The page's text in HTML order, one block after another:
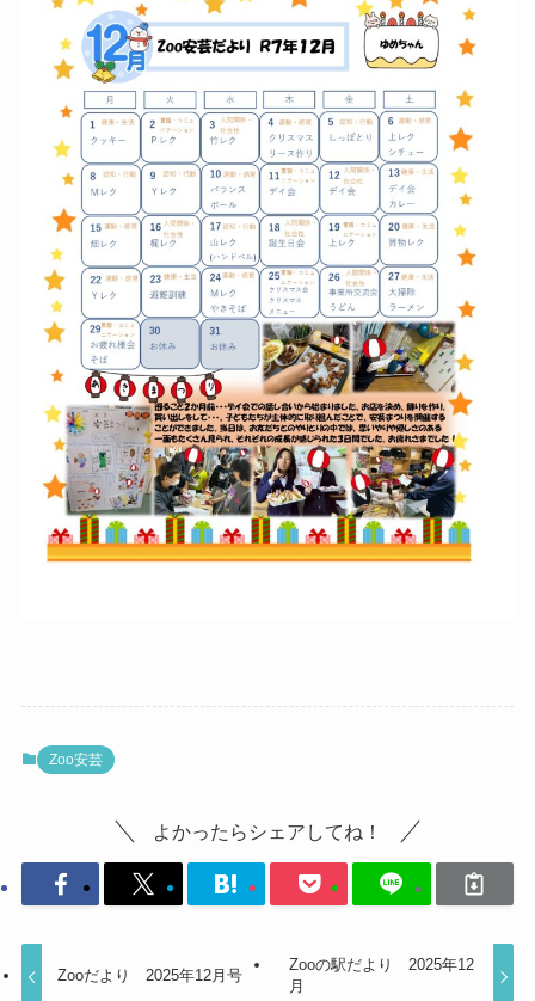
Zoo安芸
よかったらシェアしてね！
Zooだより 2025年12月号
Zooの駅だより 2025年12
月